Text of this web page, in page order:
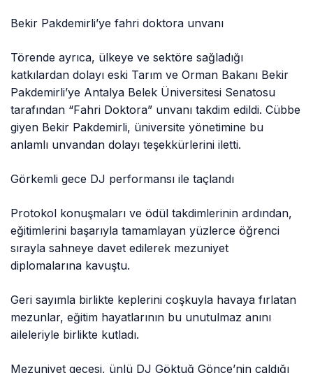
Bekir Pakdemirli’ye fahri doktora unvanı
Törende ayrıca, ülkeye ve sektöre sağladığı
katkılardan dolayı eski Tarım ve Orman Bakanı Bekir
Pakdemirli’ye Antalya Belek Üniversitesi Senatosu
tarafından “Fahri Doktora” unvanı takdim edildi. Cübbe
giyen Bekir Pakdemirli, üniversite yönetimine bu
anlamlı unvandan dolayı teşekkürlerini iletti.
Görkemli gece DJ performansı ile taçlandı
Protokol konuşmaları ve ödül takdimlerinin ardından,
eğitimlerini başarıyla tamamlayan yüzlerce öğrenci
sırayla sahneye davet edilerek mezuniyet
diplomalarına kavuştu.
Geri sayımla birlikte keplerini coşkuyla havaya fırlatan
mezunlar, eğitim hayatlarının bu unutulmaz anını
aileleriyle birlikte kutladı.
Mezuniyet gecesi, ünlü DJ Göktuğ Gönce’nin çaldığı